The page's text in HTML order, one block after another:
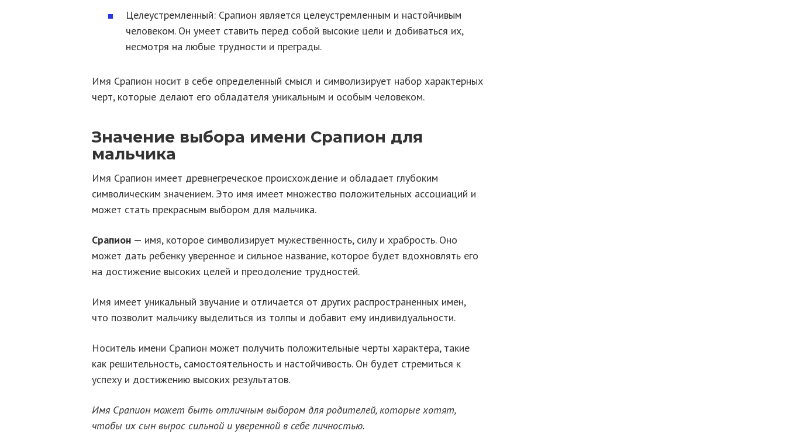
Целеустремленный: Срапион является целеустремленным и настойчивым
человеком. Он умеет ставить перед собой высокие цели и добиваться их,
несмотря на любые трудности и преграды.
Имя Срапион носит в себе определенный смысл и символизирует набор характерных
черт, которые делают его обладателя уникальным и особым человеком.
Значение выбора имени Срапион для
мальчика
Имя Срапион имеет древнегреческое происхождение и обладает глубоким
символическим значением. Это имя имеет множество положительных ассоциаций и
может стать прекрасным выбором для мальчика.
Срапион — имя, которое символизирует мужественность, силу и храбрость. Оно
может дать ребенку уверенное и сильное название, которое будет вдохновлять его
на достижение высоких целей и преодоление трудностей.
Имя имеет уникальный звучание и отличается от других распространенных имен,
что позволит мальчику выделиться из толпы и добавит ему индивидуальности.
Носитель имени Срапион может получить положительные черты характера, такие
как решительность, самостоятельность и настойчивость. Он будет стремиться к
успеху и достижению высоких результатов.
Имя Срапион может быть отличным выбором для родителей, которые хотят,
чтобы их сын вырос сильной и уверенной в себе личностью.